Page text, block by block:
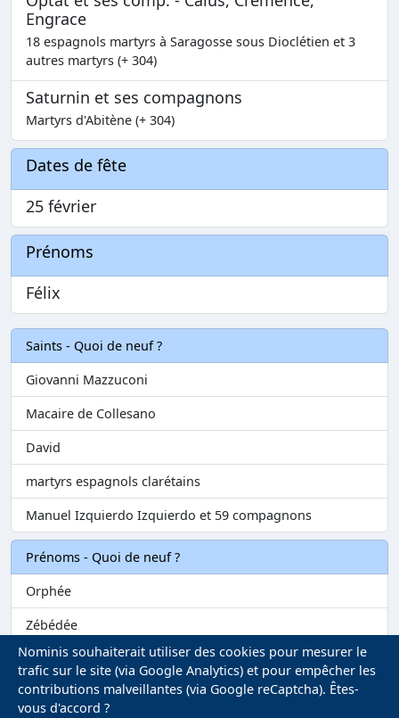
Engrace
18 espagnols martyrs à Saragosse sous Dioclétien et 3
autres martyrs (+ 304)
Saturnin et ses compagnons
Martyrs d'Abitène (+ 304)
Dates de fête
25 février
Prénoms
Félix
Saints - Quoi de neuf ?
Giovanni Mazzuconi
Macaire de Collesano
David
martyrs espagnols clarétains
Manuel Izquierdo Izquierdo et 59 compagnons
Prénoms - Quoi de neuf ?
Orphée
Zébédée
Melvil
Matilin
Nominis souhaiterait utiliser des cookies pour mesurer le
trafic sur le site (via Google Analytics) et pour empêcher les
contributions malveillantes (via Google reCaptcha). Êtes-
vous d'accord ?